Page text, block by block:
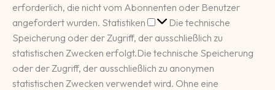
erforderlich, die nicht vom Abonnenten oder Benutzer
angefordert wurden. Statistiken Statistiken
Die technische
Speicherung oder der Zugriff, der ausschließlich zu
statistischen Zwecken erfolgt.Die technische Speicherung
oder der Zugriff, der ausschließlich zu anonymen
statistischen Zwecken verwendet wird. Ohne eine